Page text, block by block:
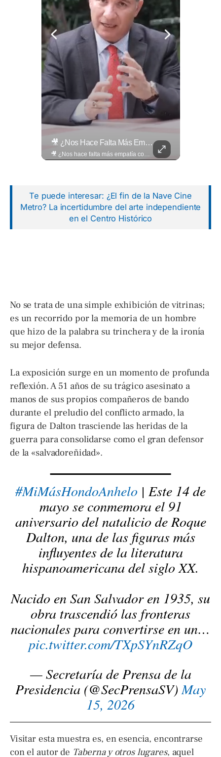
🎥 ¿Nos Hace Falta Más Empatía Como Sociedad?
Te puede interesar: ¿El fin de la Nave Cine
Metro? La incertidumbre del arte independiente
en el Centro Histórico
No se trata de una simple exhibición de vitrinas;
es un recorrido por la memoria de un hombre
que hizo de la palabra su trinchera y de la ironía
su mejor defensa.
La exposición surge en un momento de profunda
reflexión. A 51 años de su trágico asesinato a
manos de sus propios compañeros de bando
durante el preludio del conflicto armado, la
figura de Dalton trasciende las heridas de la
guerra para consolidarse como el gran defensor
de la «salvadoreñidad».
#MiMásHondoAnhelo | Este 14 de
mayo se conmemora el 91
aniversario del natalicio de Roque
Dalton, una de las figuras más
influyentes de la literatura
hispanoamericana del siglo XX.
Nacido en San Salvador en 1935, su
obra trascendió las fronteras
nacionales para convertirse en un…
pic.twitter.com/TXpSYnRZqO
— Secretaría de Prensa de la
Presidencia (@SecPrensaSV) May
15, 2026
Visitar esta muestra es, en esencia, encontrarse
con el autor de Taberna y otros lugares, aquel